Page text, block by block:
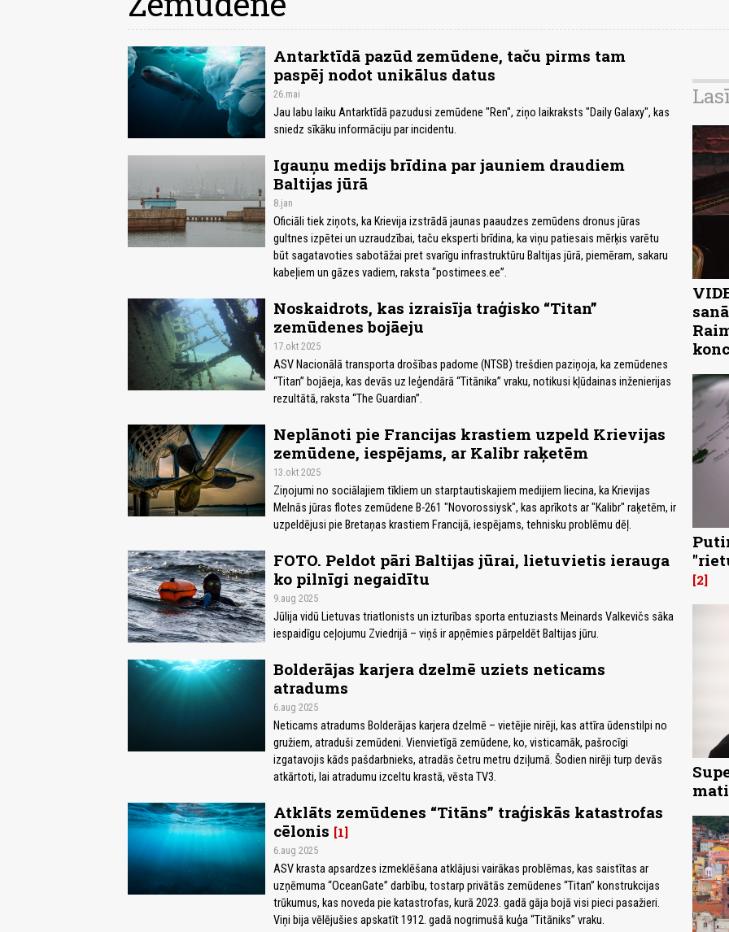
Antarktīdā pazūd zemūdene, taču pirms tam
paspēj nodot unikālus datus
26.mai
Jau labu laiku Antarktīdā pazudusi zemūdene "Ren", ziņo laikraksts "Daily Galaxy", kas
sniedz sīkāku informāciju par incidentu.
Igauņu medijs brīdina par jauniem draudiem
Baltijas jūrā
8.jan
Oficiāli tiek ziņots, ka Krievija izstrādā jaunas paaudzes zemūdens dronus jūras
gultnes izpētei un uzraudzībai, taču eksperti brīdina, ka viņu patiesais mērķis varētu
būt sagatavoties sabotāžai pret svarīgu infrastruktūru Baltijas jūrā, piemēram, sakaru
kabeļiem un gāzes vadiem, raksta “postimees.ee”.
Noskaidrots, kas izraisīja traģisko “Titan”
zemūdenes bojāeju
17.okt 2025
ASV Nacionālā transporta drošības padome (NTSB) trešdien paziņoja, ka zemūdenes
“Titan” bojāeja, kas devās uz leģendārā “Titānika” vraku, notikusi kļūdainas inženierijas
rezultātā, raksta “The Guardian”.
Neplānoti pie Francijas krastiem uzpeld Krievijas
zemūdene, iespējams, ar Kalibr raķetēm
13.okt 2025
Ziņojumi no sociālajiem tīkliem un starptautiskajiem medijiem liecina, ka Krievijas
Melnās jūras flotes zemūdene B-261 "Novorossiysk", kas aprīkots ar "Kalibr" raķetēm, ir
uzpeldējusi pie Bretaņas krastiem Francijā, iespējams, tehnisku problēmu dēļ.
FOTO. Peldot pāri Baltijas jūrai, lietuvietis ierauga
ko pilnīgi negaidītu
9.aug 2025
Jūlija vidū Lietuvas triatlonists un izturības sporta entuziasts Meinards Valkevičs sāka
iespaidīgu ceļojumu Zviedrijā – viņš ir apņēmies pārpeldēt Baltijas jūru.
Bolderājas karjera dzelmē uziets neticams
atradums
6.aug 2025
Neticams atradums Bolderājas karjera dzelmē – vietējie nirēji, kas attīra ūdenstilpi no
gružiem, atraduši zemūdeni. Vienvietīgā zemūdene, ko, visticamāk, pašrocīgi
izgatavojis kāds pašdarbnieks, atradās četru metru dziļumā. Šodien nirēji turp devās
atkārtoti, lai atradumu izceltu krastā, vēsta TV3.
Atklāts zemūdenes “Titāns” traģiskās katastrofas
cēlonis 1
6.aug 2025
ASV krasta apsardzes izmeklēšana atklājusi vairākas problēmas, kas saistītas ar
uzņēmuma “OceanGate” darbību, tostarp privātās zemūdenes “Titan” konstrukcijas
trūkumus, kas noveda pie katastrofas, kurā 2023. gadā gāja bojā visi pieci pasažieri.
Viņi bija vēlējušies apskatīt 1912. gadā nogrimušā kuģa “Titāniks” vraku.
2